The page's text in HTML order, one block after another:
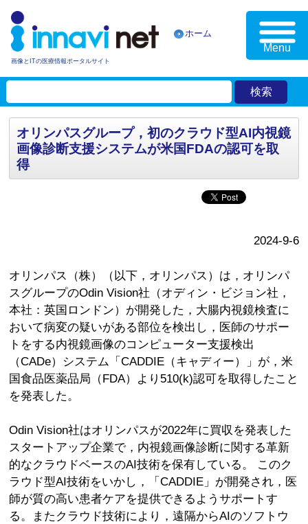
画像とITの医療情報ポータルサイト
ホーム
Menu
オリンパスグループ，初のクラウド型AI内視鏡
画像診断支援システムが米国FDAの認可を取
得
2024-9-6
オリンパス（株）（以下，オリンパス）は，オリンパ
スグループのOdin Vision社（オディン・ビジョン社，
本社：英国ロンドン）が開発した，大腸内視鏡検査に
おいて病変の疑いがある部位を検出し，医師のサポー
トをする内視鏡画像のコンピューター支援検出
（CADe）システム「CADDIE（キャディー）」が，米
国食品医薬品局（FDA）より510(k)認可を取得したこと
を発表した。
Odin Vision社はオリンパスが2022年に買収を発表した
スタートアップ企業で，内視鏡画像診断に関する革新
的なクラウドベースのAI技術を保有している。 このク
ラウド型AI技術をいかし，「CADDIE」が開発され，医
師が質の高い患者ケアを提供できるようサポートす
る。またクラウド技術により，遠隔からAIのソフトウ